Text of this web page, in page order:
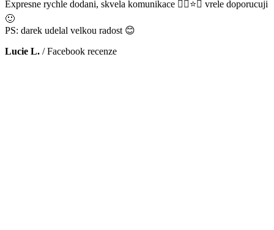
Expresne rychle dodani, skvela komunikace 👌🏻⭐️😊 vrele doporucuji
🙂
PS: darek udelal velkou radost 😊
Lucie L. /Facebook recenze